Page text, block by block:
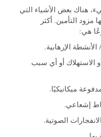
هناك بعض الأشياء التي
مزود التأمين. أكثر
هي:
الإرهابية.
الاستهلاك أو أي سبب
ميكانيكيًا.
إشعاعي.
الصوتية.